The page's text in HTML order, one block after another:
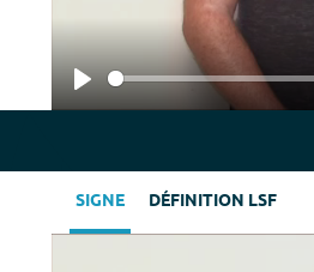
Play
SIGNE DÉFINITION LSF